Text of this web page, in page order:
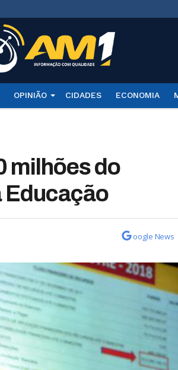
OPINIÃO CIDADES ECONOMIA
milhões do
Educação
oogle News